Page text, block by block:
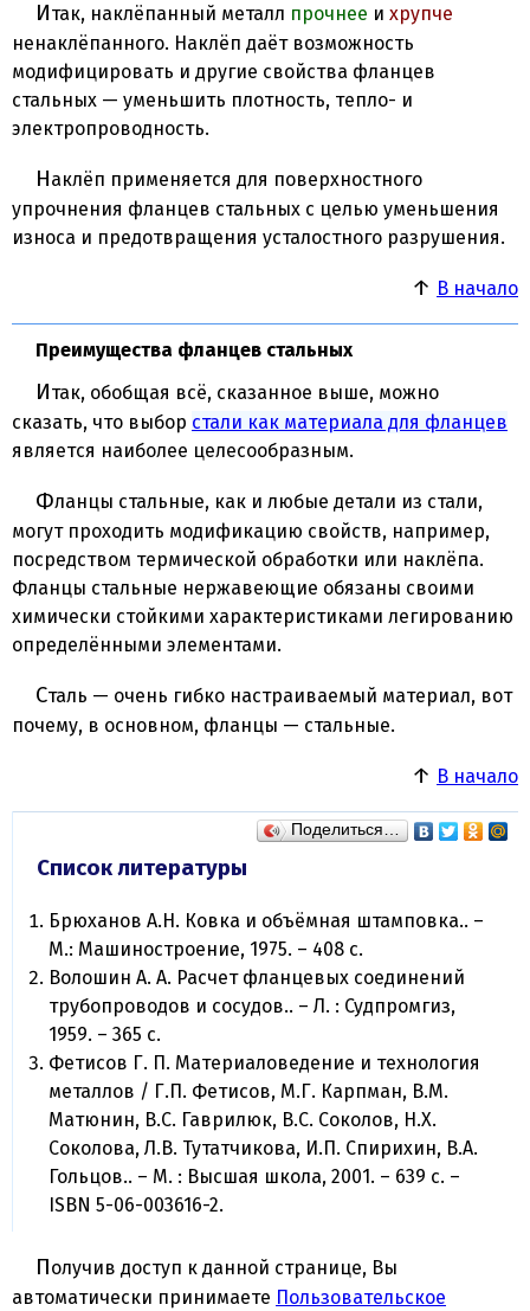
Итак, наклёпанный металл прочнее и хрупче
ненаклёпанного. Наклёп даёт возможность
модифицировать и другие свойства фланцев
стальных — уменьшить плотность, тепло- и
электропроводность.
Наклёп применяется для поверхностного
упрочнения фланцев стальных с целью уменьшения
износа и предотвращения усталостного разрушения.
В начало
Преимущества фланцев стальных
Итак, обобщая всё, сказанное выше, можно
сказать, что выбор стали как материала для фланцев
является наиболее целесообразным.
Фланцы стальные, как и любые детали из стали,
могут проходить модификацию свойств, например,
посредством термической обработки или наклёпа.
Фланцы стальные нержавеющие обязаны своими
химически стойкими характеристиками легированию
определёнными элементами.
Сталь — очень гибко настраиваемый материал, вот
почему, в основном, фланцы — стальные.
В начало
Поделиться…
Список литературы
Брюханов А.Н. Ковка и объёмная штамповка.. –
М.: Машиностроение, 1975. – 408 c.
Волошин А. А. Расчет фланцевых соединений
трубопроводов и сосудов.. – Л. : Судпромгиз,
1959. – 365 c.
Фетисов Г. П. Материаловедение и технология
металлов / Г.П. Фетисов, М.Г. Карпман, В.М.
Матюнин, В.С. Гаврилюк, В.С. Соколов, Н.Х.
Соколова, Л.В. Тутатчикова, И.П. Спирихин, В.А.
Гольцов.. – М. : Высшая школа, 2001. – 639 c. –
ISBN 5-06-003616-2.
Получив доступ к данной странице, Вы
автоматически принимаете Пользовательское